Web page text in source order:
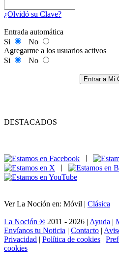
¿Olvidó su Clave?
Entrada automática
Si
No
Agregarme a los usuarios activos
Si
No
Entrar a Mi
DESTACADOS
|
Ver La Noción en: Móvil | Clásica
La Noción ® 2011 - 2026 | Ayuda |
Envíanos tu Noticia | Contacto |
Privacidad | Política de cookies |
cookies